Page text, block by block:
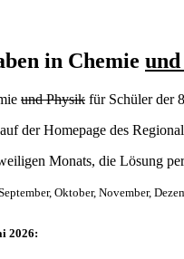
in Chemie und
und Physik für Schüler der
der Homepage des
Monats, die Lösung
Oktober, November,
2026: